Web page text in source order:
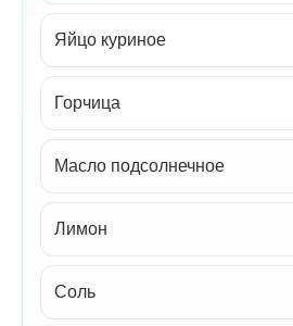
Яйцо куриное
Горчица
Масло подсолнечное
Лимон
Соль